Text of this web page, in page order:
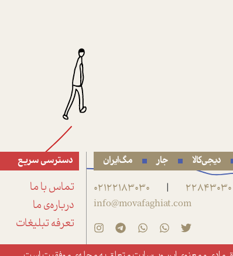
دیجی‌کالا جار مگ‌ایران
22843030
|
02122183030
info@movafaghiat.com
دسترسی سریع
تماس با ما
درباره‌ی ما
تعرفه تبلیغات